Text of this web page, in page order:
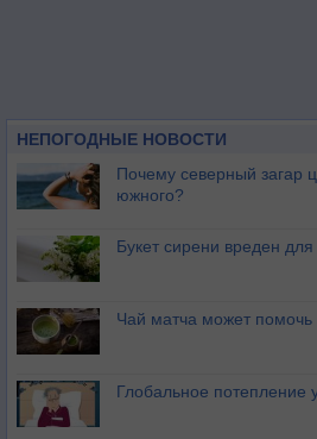
НЕПОГОДНЫЕ НОВОСТИ
Почему северный загар
южного?
Букет сирени вреден для
Чай матча может помочь
Глобальное потепление